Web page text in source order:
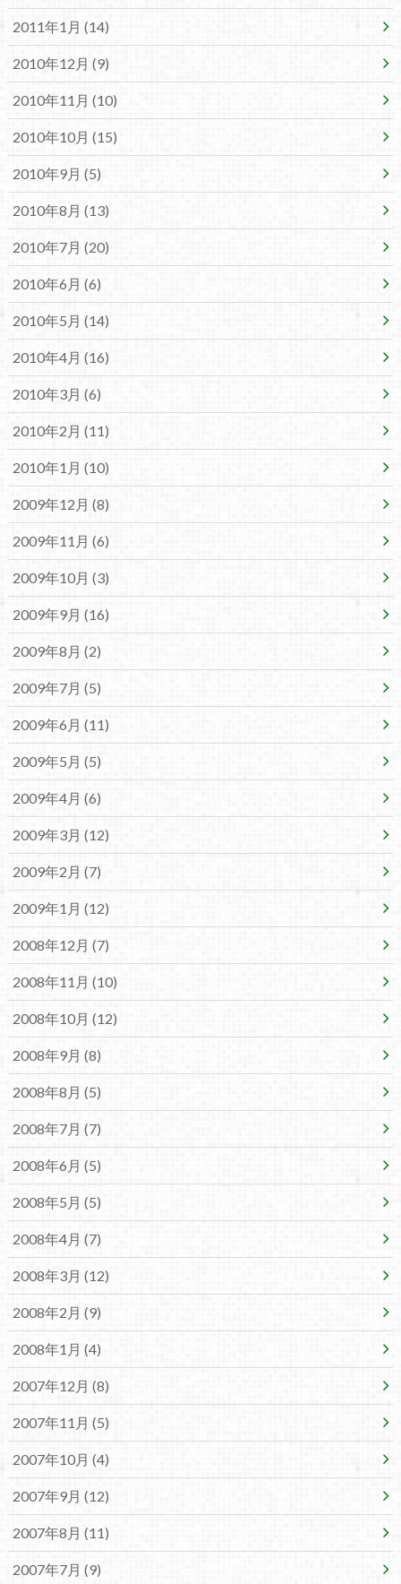
2011年1月 (14)
2010年12月 (9)
2010年11月 (10)
2010年10月 (15)
2010年9月 (5)
2010年8月 (13)
2010年7月 (20)
2010年6月 (6)
2010年5月 (14)
2010年4月 (16)
2010年3月 (6)
2010年2月 (11)
2010年1月 (10)
2009年12月 (8)
2009年11月 (6)
2009年10月 (3)
2009年9月 (16)
2009年8月 (2)
2009年7月 (5)
2009年6月 (11)
2009年5月 (5)
2009年4月 (6)
2009年3月 (12)
2009年2月 (7)
2009年1月 (12)
2008年12月 (7)
2008年11月 (10)
2008年10月 (12)
2008年9月 (8)
2008年8月 (5)
2008年7月 (7)
2008年6月 (5)
2008年5月 (5)
2008年4月 (7)
2008年3月 (12)
2008年2月 (9)
2008年1月 (4)
2007年12月 (8)
2007年11月 (5)
2007年10月 (4)
2007年9月 (12)
2007年8月 (11)
2007年7月 (9)